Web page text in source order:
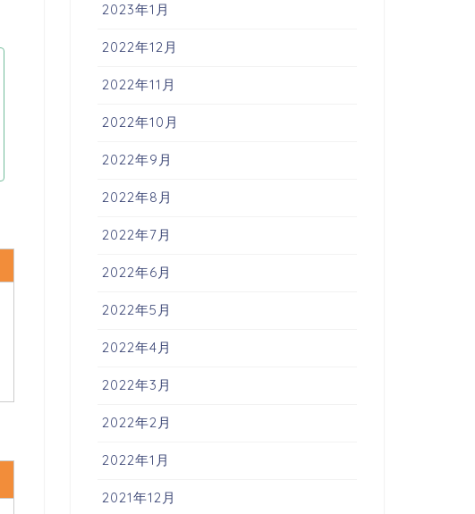
2023年1月
2022年12月
2022年11月
2022年10月
2022年9月
2022年8月
2022年7月
2022年6月
2022年5月
2022年4月
2022年3月
2022年2月
2022年1月
2021年12月